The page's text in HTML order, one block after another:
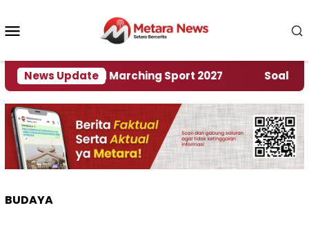
konten
News Update
World Marching Sport 2027 ‎Soal
BUDAYA